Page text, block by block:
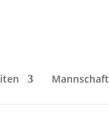
Mannschaft